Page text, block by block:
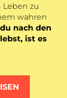
zu
wahren
nach den
ist es